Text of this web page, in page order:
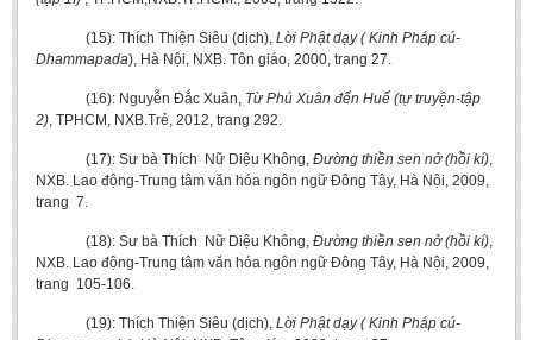
(15): Thích Thiện Siêu (dịch), Lời Phật dạy ( Kinh Pháp cú-
Dhammapada), Hà Nội, NXB. Tôn giáo, 2000, trang 27.
(16): Nguyễn Đắc Xuân, Từ Phú Xuân đến Huế (tự truyện-tập
2), TPHCM, NXB.Trẻ, 2012, trang 292.
(17): Sư bà Thích Nữ Diệu Không, Đường thiền sen nở (hồi kí),
NXB. Lao động-Trung tâm văn hóa ngôn ngữ Đông Tây, Hà Nội, 2009,
trang 7.
(18): Sư bà Thích Nữ Diệu Không, Đường thiền sen nở (hồi kí),
NXB. Lao động-Trung tâm văn hóa ngôn ngữ Đông Tây, Hà Nội, 2009,
trang 105-106.
(19): Thích Thiện Siêu (dịch), Lời Phật dạy ( Kinh Pháp cú-